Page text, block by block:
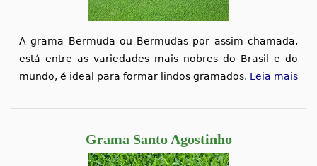
A grama Bermuda ou Bermudas por assim chamada,
está entre as variedades mais nobres do Brasil e do
mundo, é ideal para formar lindos gramados. Leia mais
Grama Santo Agostinho